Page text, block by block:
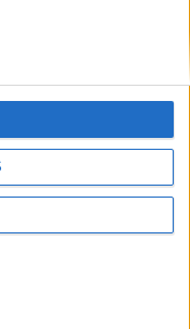
te daremos
consejos para tu